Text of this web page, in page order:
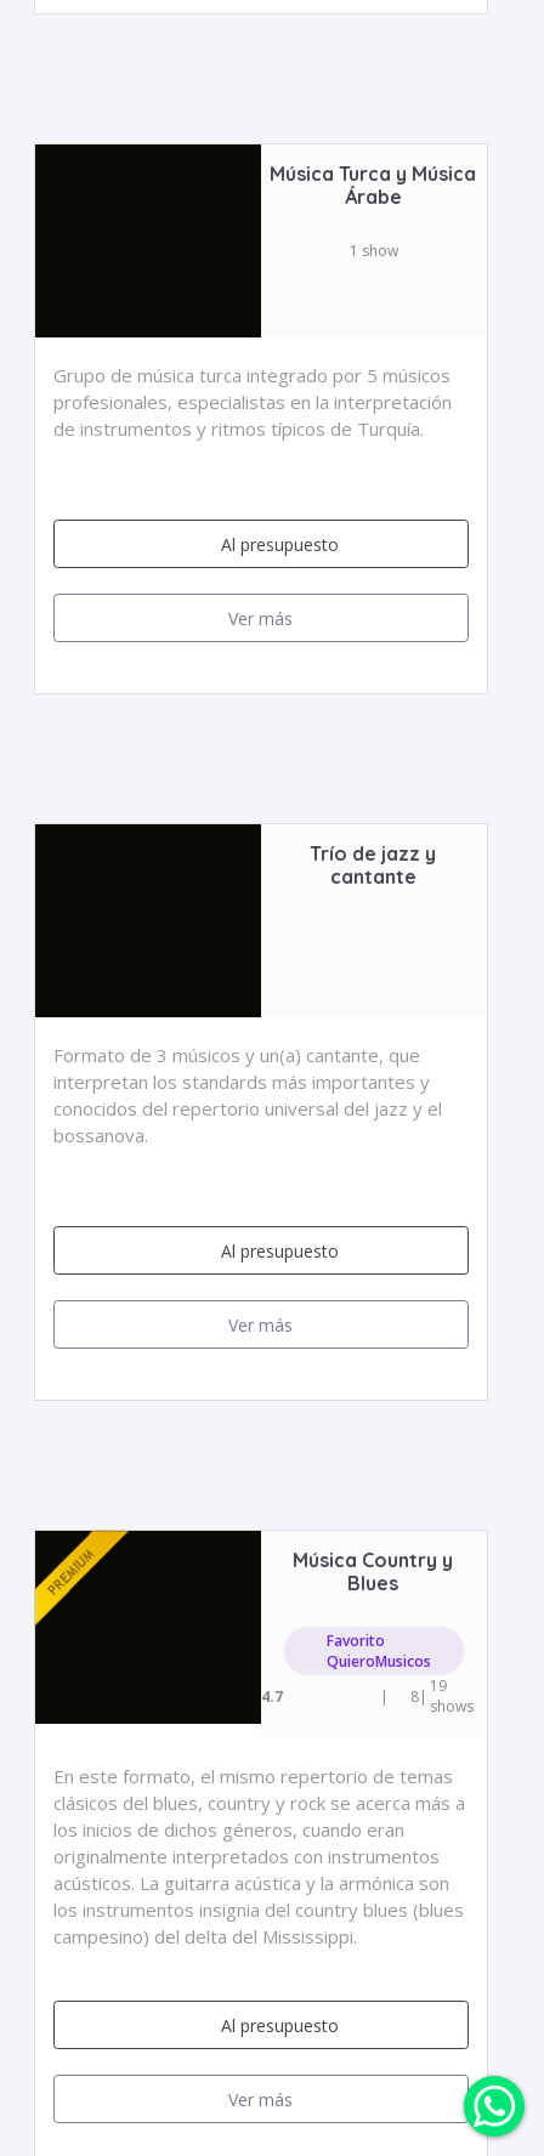
Música Turca y Música
Árabe
1 show
Grupo de música turca integrado por 5 músicos
profesionales, especialistas en la interpretación
de instrumentos y ritmos típicos de Turquía.
Al presupuesto
Ver más
Trío de jazz y
cantante
Formato de 3 músicos y un(a) cantante, que
interpretan los standards más importantes y
conocidos del repertorio universal del jazz y el
bossanova.
Al presupuesto
Ver más
Música Country y
Blues
Favorito
QuieroMusicos
4.7
| 8| 19
shows
En este formato, el mismo repertorio de temas
clásicos del blues, country y rock se acerca más a
los inicios de dichos géneros, cuando eran
originalmente interpretados con instrumentos
acústicos. La guitarra acústica y la armónica son
los instrumentos insignia del country blues (blues
campesino) del delta del Mississippi.
Al presupuesto
Ver más